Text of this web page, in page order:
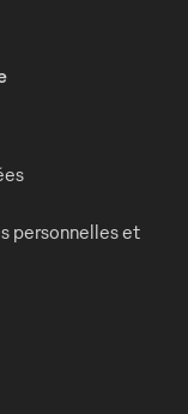
personnelles et